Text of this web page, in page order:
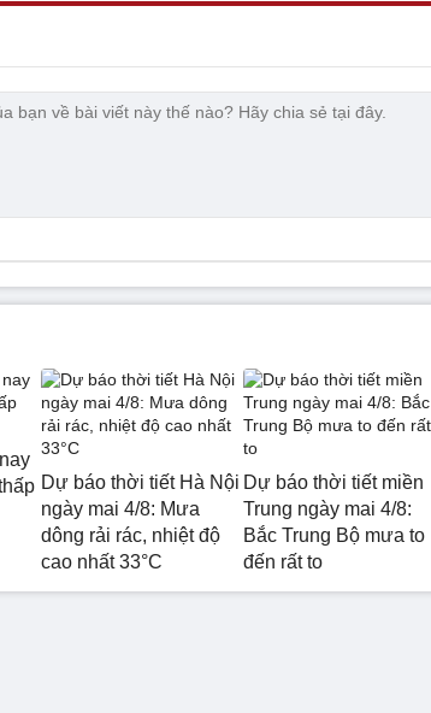
Dự báo thời tiết Hà Nội
ngày mai 4/8: Mưa
dông rải rác, nhiệt độ
cao nhất 33°C
Dự báo thời tiết miền
Trung ngày mai 4/8:
Bắc Trung Bộ mưa to
đến rất to